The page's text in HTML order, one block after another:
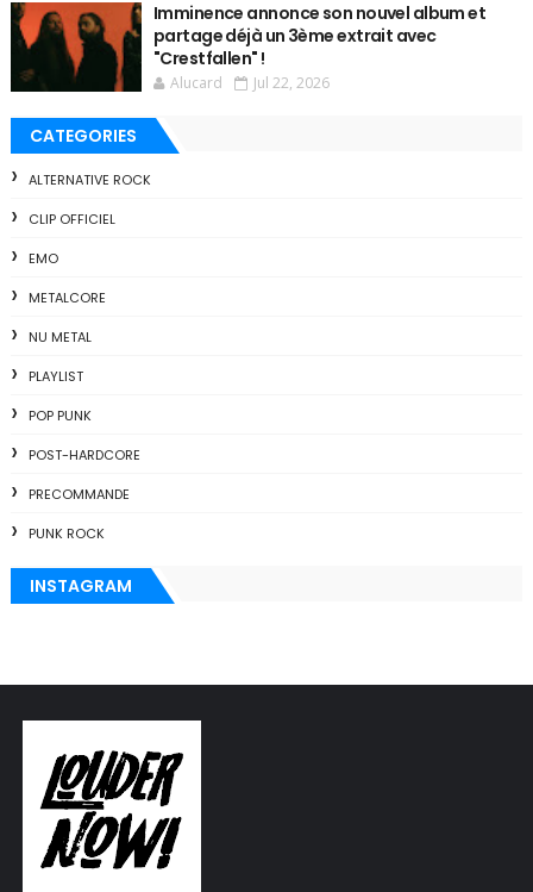
Imminence annonce son nouvel album et
partage déjà un 3ème extrait avec
"Crestfallen" !
Alucard Jul 22, 2026
CATEGORIES
ALTERNATIVE ROCK
CLIP OFFICIEL
EMO
METALCORE
NU METAL
PLAYLIST
POP PUNK
POST-HARDCORE
PRECOMMANDE
PUNK ROCK
INSTAGRAM